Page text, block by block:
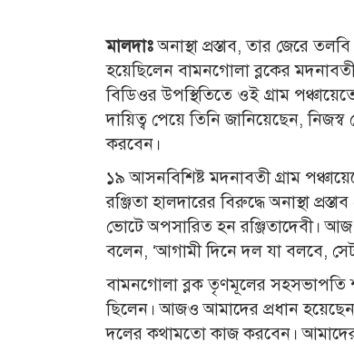
মালদাঃঅনাস্থা প্রস্তাব, তার জেরে
হয়েছিলেন বামনগোলা ব্লকের মদনাবতী
বিডিওর উপস্থিতিতে ওই গ্রাম
দায়িত্ব পেয়ে তিনি জানিয়েছেন,
করবেন।
১৯ আসনবিশিষ্ট মদনাবতী গ্রাম
রঞ্জিতা হালদারের বিরুদ্ধে অনাস্থা
ভোটে অপসারিত হন রঞ্জিতাদেবী। আজ
বলেন, ‘আগামী দিনে দল যা বলবে,
বামনগোলা ব্লক তৃণমূলের সহসভাপতি
ছিলেন। আজও আমাদের প্রধান
দলের কথামতো কাজ করবেন। আমাদের